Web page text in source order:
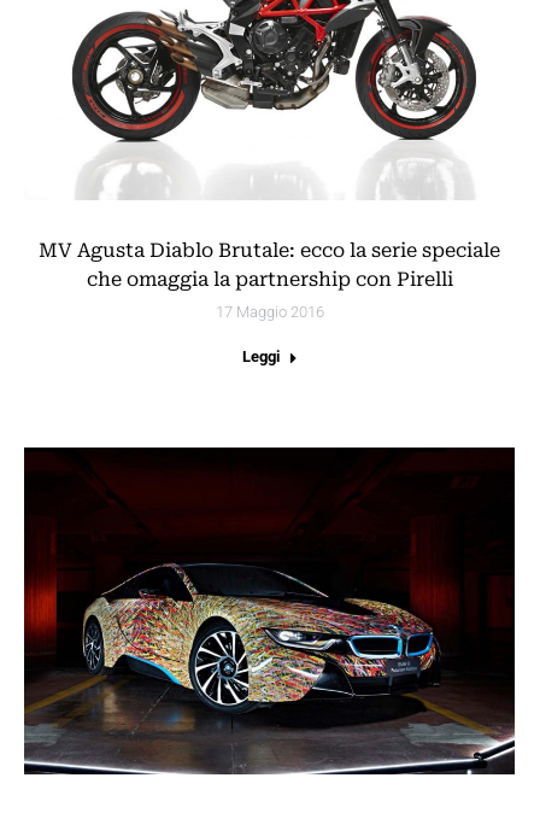
MV Agusta Diablo Brutale: ecco la serie speciale
che omaggia la partnership con Pirelli
17 Maggio 2016
Leggi